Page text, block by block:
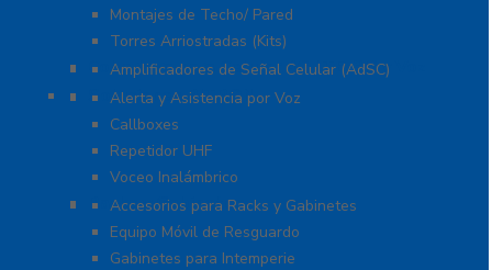
Montajes de Techo/ Pared
Torres Arriostradas (Kits)
Cobertura para Celular 4G LTE, 3G y Voz
Amplificadores de Señal Celular (AdSC)
Soluciones RITRON
Alerta y Asistencia por Voz
Callboxes
Repetidor UHF
Voceo Inalámbrico
Racks y Gabinetes
Accesorios para Racks y Gabinetes
Equipo Móvil de Resguardo
Gabinetes para Intemperie